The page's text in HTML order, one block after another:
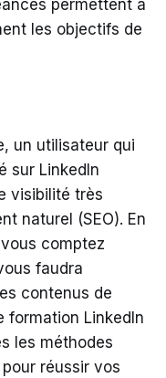
permettent à
les objectifs de
un utilisateur qui
sur LinkedIn
visibilité très
naturel (SEO). En
comptez
faudra
contenus de
formation LinkedIn
les méthodes
réussir vos